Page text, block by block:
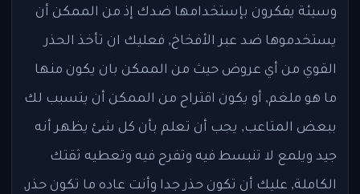
وسيئة يفكرون بإستخدامها ضدك إذ من الممكن أن
يستخدموها ضد عبر الأفخاخ, فعليك ان تأخذ الحذر
القوي من أي عروض حيث من الممكن بان يكون منها
ما هو ملغم, أو يكون اقتراح من الممكن أن يتسبب لك
ببعض المتاعب, يجب أن تعلم بأن كل شئ يظهر أنه
جيد ويلمع لا تنبسط فيه وتفرح فيه وتعطيه ثقتك
الكاملة, عليك أن تكون حذر جدا وأنت عاده ما تكون حذر,